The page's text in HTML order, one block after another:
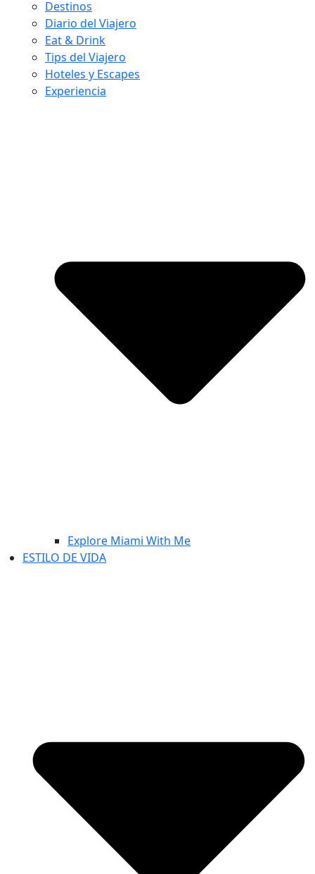
Destinos
Diario del Viajero
Eat & Drink
Tips del Viajero
Hoteles y Escapes
Experiencia
Explore Miami With Me
ESTILO DE VIDA